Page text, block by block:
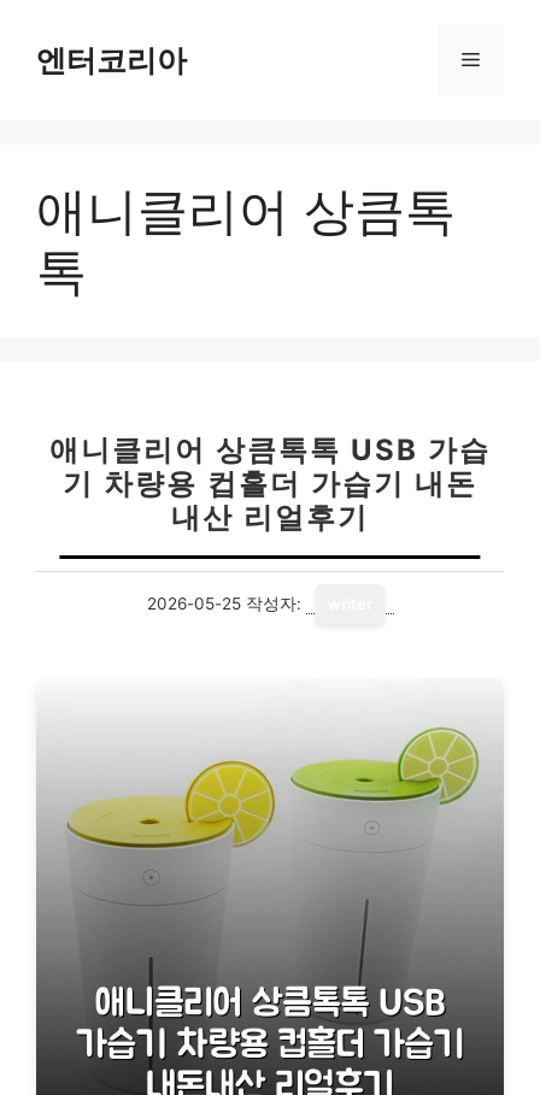
엔터코리아 메
애니클리어 상큼톡
톡
애니클리어 상큼톡톡 USB 가습
기 차량용 컵홀더 가습기 내돈
내산 리얼후기
2026-05-25 작성자: